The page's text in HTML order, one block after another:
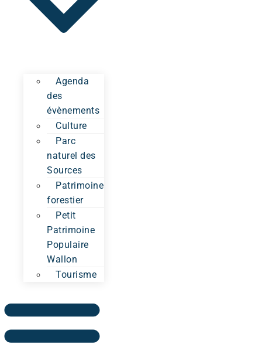
Agenda
des
évènements
Culture
Parc
naturel des
Sources
Patrimoine
forestier
Petit
Patrimoine
Populaire
Wallon
Tourisme